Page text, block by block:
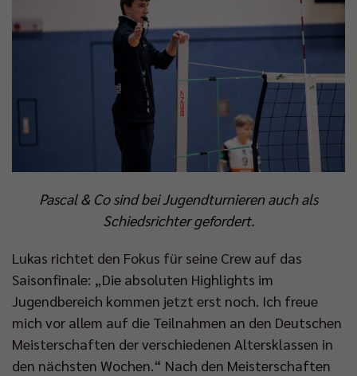
Pascal & Co sind bei Jugendturnieren auch als
Schiedsrichter gefordert.
Lukas richtet den Fokus für seine Crew auf das
Saisonfinale: „Die absoluten Highlights im
Jugendbereich kommen jetzt erst noch. Ich freue
mich vor allem auf die Teilnahmen an den Deutschen
Meisterschaften der verschiedenen Altersklassen in
den nächsten Wochen.“ Nach den Meisterschaften